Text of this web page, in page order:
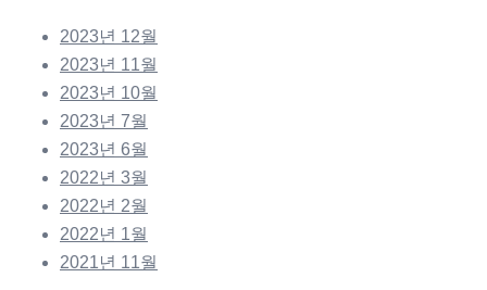
2023년 12월
2023년 11월
2023년 10월
2023년 7월
2023년 6월
2022년 3월
2022년 2월
2022년 1월
2021년 11월